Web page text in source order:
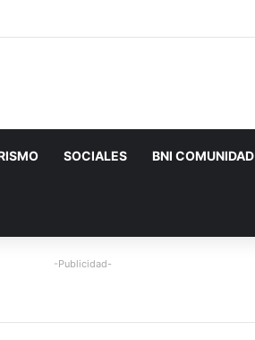
SOCIALES BNI COMUNIDAD
-Publicidad-